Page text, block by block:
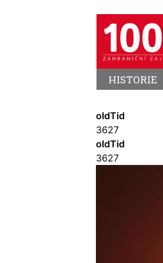
HISTORIE
oldTid
3627
oldTid
3627